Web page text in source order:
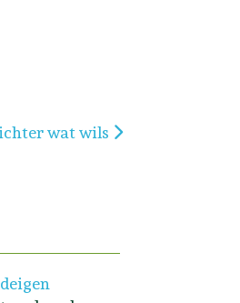
Voor elke dichter wat wils
wat wils